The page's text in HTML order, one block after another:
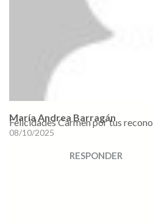
María Andrea Barragán
08/10/2025
Felicidades Carmen por tus
RESPONDER